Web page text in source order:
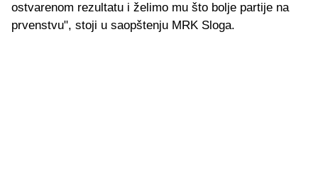
ostvarenom rezultatu i želimo mu što bolje partije na
prvenstvu", stoji u saopštenju MRK Sloga.